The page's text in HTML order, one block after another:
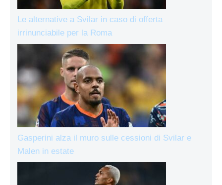
Le alternative a Svilar in caso di offerta
irrinunciabile per la Roma
Gasperini alza il muro sulle cessioni di Svilar e
Malen in estate